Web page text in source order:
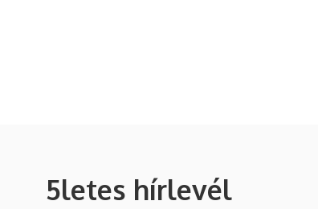
5letes hírlevél